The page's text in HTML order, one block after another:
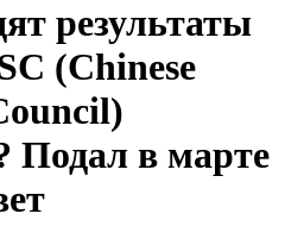
результаты
(Chinese
Подал в марте